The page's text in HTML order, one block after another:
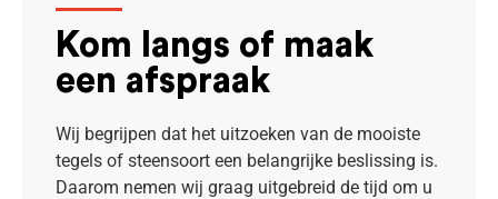
Kom langs of maak
een afspraak
Wij begrijpen dat het uitzoeken van de mooiste
tegels of steensoort een belangrijke beslissing is.
Daarom nemen wij graag uitgebreid de tijd om u